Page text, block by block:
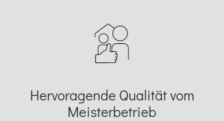
Hervoragende Qualität vom
Meisterbetrieb